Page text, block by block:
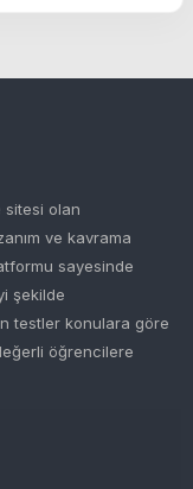
sitesi olan
ve kavrama
sayesinde
şekilde
testler konulara göre
öğrencilere